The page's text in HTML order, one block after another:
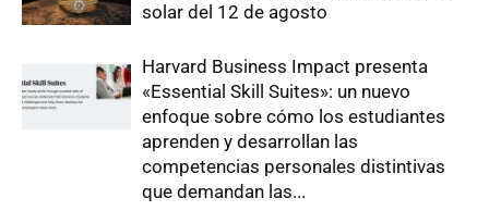
solar del 12 de agosto
Harvard Business Impact presenta
«Essential Skill Suites»: un nuevo
enfoque sobre cómo los estudiantes
aprenden y desarrollan las
competencias personales distintivas
que demandan las...